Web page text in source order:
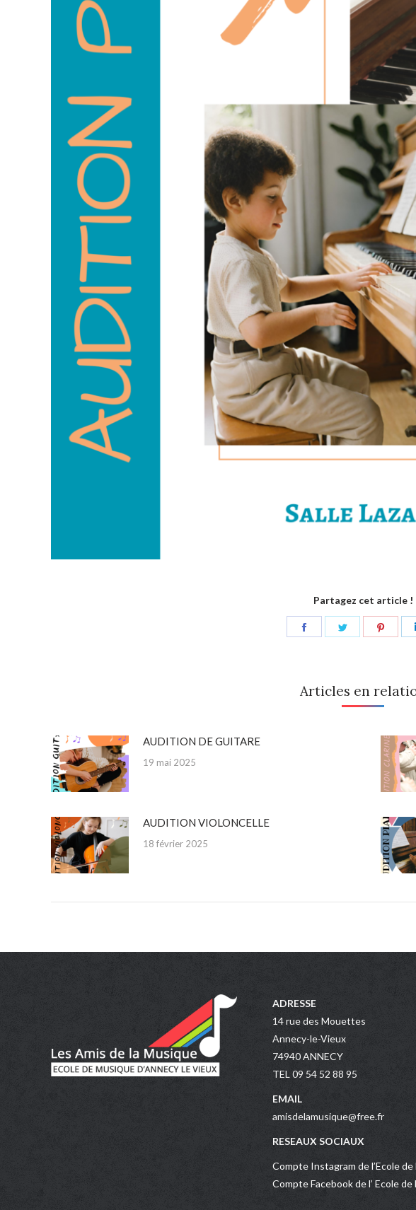
Partagez cet article !
Articles en
AUDITION DE GUITARE
19 mai 2025
AUDITION VIOLONCELLE
18 février 2025
ADRESSE
14 rue des Mouettes
Annecy-le-Vieux
74940 ANNECY
TEL 09 54 52 88 95
EMAIL
amisdelamusique@free.fr
RESEAUX SOCIAUX
Compte Instagram de l’Ecole
Compte Facebook de l’ Ecole